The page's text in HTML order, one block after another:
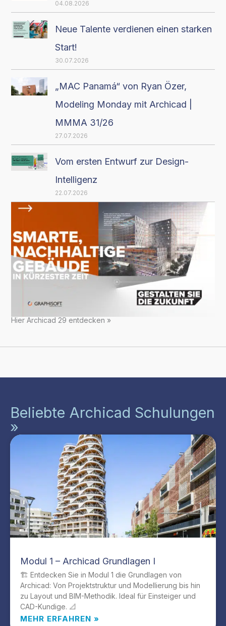
04.08.2026
Neue Talente verdienen einen starken
Start!
30.07.2026
„MAC Panamá“ von Ryan Özer,
Modeling Monday mit Archicad |
MMMA 31/26
27.07.2026
Vom ersten Entwurf zur Design-
Intelligenz
22.07.2026
Hier Archicad 29 entdecken »
Beliebte Archicad Schulungen
»
Modul 1 – Archicad Grundlagen I
🏗️ Entdecken Sie in Modul 1 die Grundlagen von
Archicad: Von Projektstruktur und Modellierung bis hin
zu Layout und BIM-Methodik. Ideal für Einsteiger und
CAD-Kundige. 📐
MEHR ERFAHREN »